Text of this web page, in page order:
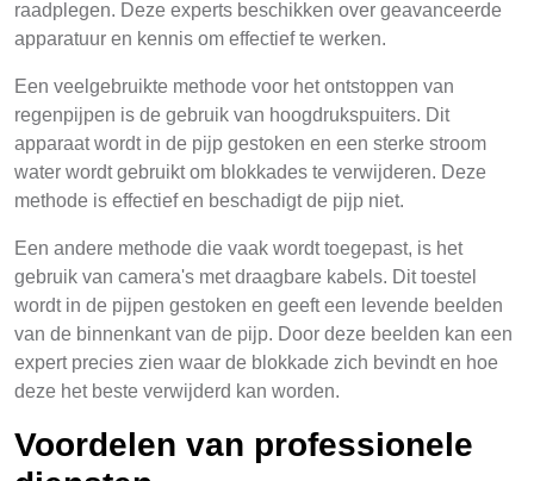
raadplegen. Deze experts beschikken over geavanceerde
apparatuur en kennis om effectief te werken.
Een veelgebruikte methode voor het ontstoppen van
regenpijpen is de gebruik van hoogdrukspuiters. Dit
apparaat wordt in de pijp gestoken en een sterke stroom
water wordt gebruikt om blokkades te verwijderen. Deze
methode is effectief en beschadigt de pijp niet.
Een andere methode die vaak wordt toegepast, is het
gebruik van camera's met draagbare kabels. Dit toestel
wordt in de pijpen gestoken en geeft een levende beelden
van de binnenkant van de pijp. Door deze beelden kan een
expert precies zien waar de blokkade zich bevindt en hoe
deze het beste verwijderd kan worden.
Voordelen van professionele